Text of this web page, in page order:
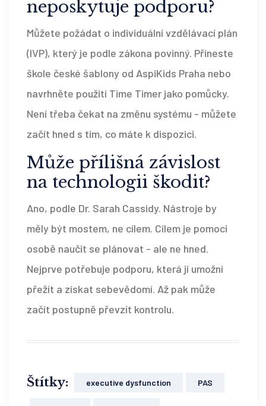
neposkytuje podporu?
Můžete požádat o individuální vzdělávací plán
(IVP), který je podle zákona povinný. Přineste
škole české šablony od AspiKids Praha nebo
navrhněte použití Time Timer jako pomůcky.
Není třeba čekat na změnu systému - můžete
začít hned s tím, co máte k dispozici.
Může přílišná závislost
na technologii škodit?
Ano, podle Dr. Sarah Cassidy. Nástroje by
měly být mostem, ne cílem. Cílem je pomoci
osobě naučit se plánovat - ale ne hned.
Nejprve potřebuje podporu, která jí umožní
přežít a získat sebevědomí. Až pak může
začít postupně převzít kontrolu.
Štítky: executive dysfunction PAS